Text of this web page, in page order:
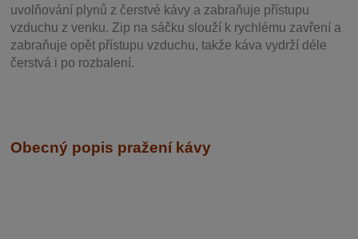
uvolňování plynů z čerstvé kávy a zabraňuje přístupu
vzduchu z venku. Zip na sáčku slouží k rychlému zavření a
zabraňuje opět přístupu vzduchu, takže káva vydrží déle
čerstvá i po rozbalení.
Obecný popis pražení kávy